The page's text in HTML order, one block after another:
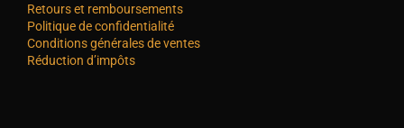
Retours et remboursements
Politique de confidentialité
Conditions générales de ventes
Réduction d’impôts